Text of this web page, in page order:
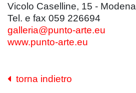
Vicolo Caselline, 15 - Modena
Tel. e fax 059 226694
galleria@punto-arte.eu
www.punto-arte.eu
torna indietro